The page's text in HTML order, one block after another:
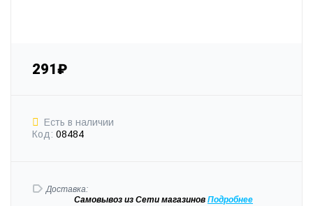
291₽
Есть в наличии
Код: 08484
Доставка:
Самовывоз из Сети магазинов Подробнее